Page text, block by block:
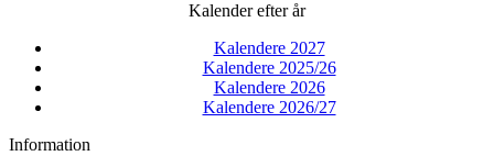
Kalender efter år
Kalendere 2027
Kalendere 2025/26
Kalendere 2026
Kalendere 2026/27
Information